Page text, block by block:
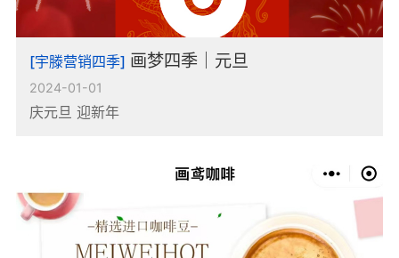
[宇滕营销四季] 画梦四季｜元旦
2024-01-01
庆元旦 迎新年